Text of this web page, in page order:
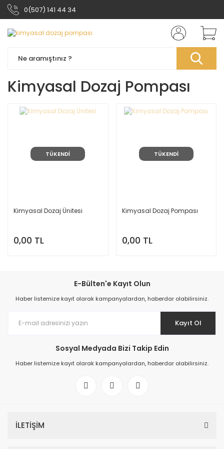
0(507) 141 44 34
Kimyasal Dozaj Pompası
TÜKENDİ
Kimyasal Dozaj Ünitesi
0,00 TL
TÜKENDİ
Kimyasal Dozaj Pompası
0,00 TL
E-Bülten'e Kayıt Olun
Haber listemize kayıt olarak kampanyalardan, haberdar olabilirsiniz.
Kayıt Ol
Sosyal Medyada Bizi Takip Edin
Haber listemize kayıt olarak kampanyalardan, haberdar olabilirsiniz.
İLETİŞİM